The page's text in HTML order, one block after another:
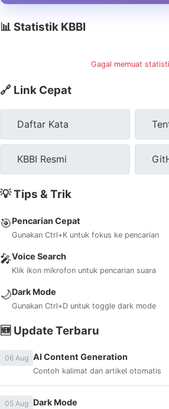
📊 Statistik KBBI
Gagal memuat
🔗 Link Cepat
Daftar Kata
KBBI Resmi
💡 Tips & Trik
🎯Pencarian Cepat
Gunakan Ctrl+K untuk fokus ke pencarian
🎤Voice Search
Klik ikon mikrofon untuk pencarian suara
🌙Dark Mode
Gunakan Ctrl+D untuk toggle dark mode
🆕 Update Terbaru
06 Aug AI Content Generation
Contoh kalimat dan artikel otomatis
05 Aug Dark Mode